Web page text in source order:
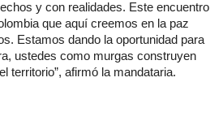
y con realidades. Este encuentro
que aquí creemos en la paz
Estamos dando la oportunidad para
ustedes como murgas construyen
territorio”, afirmó la mandataria.